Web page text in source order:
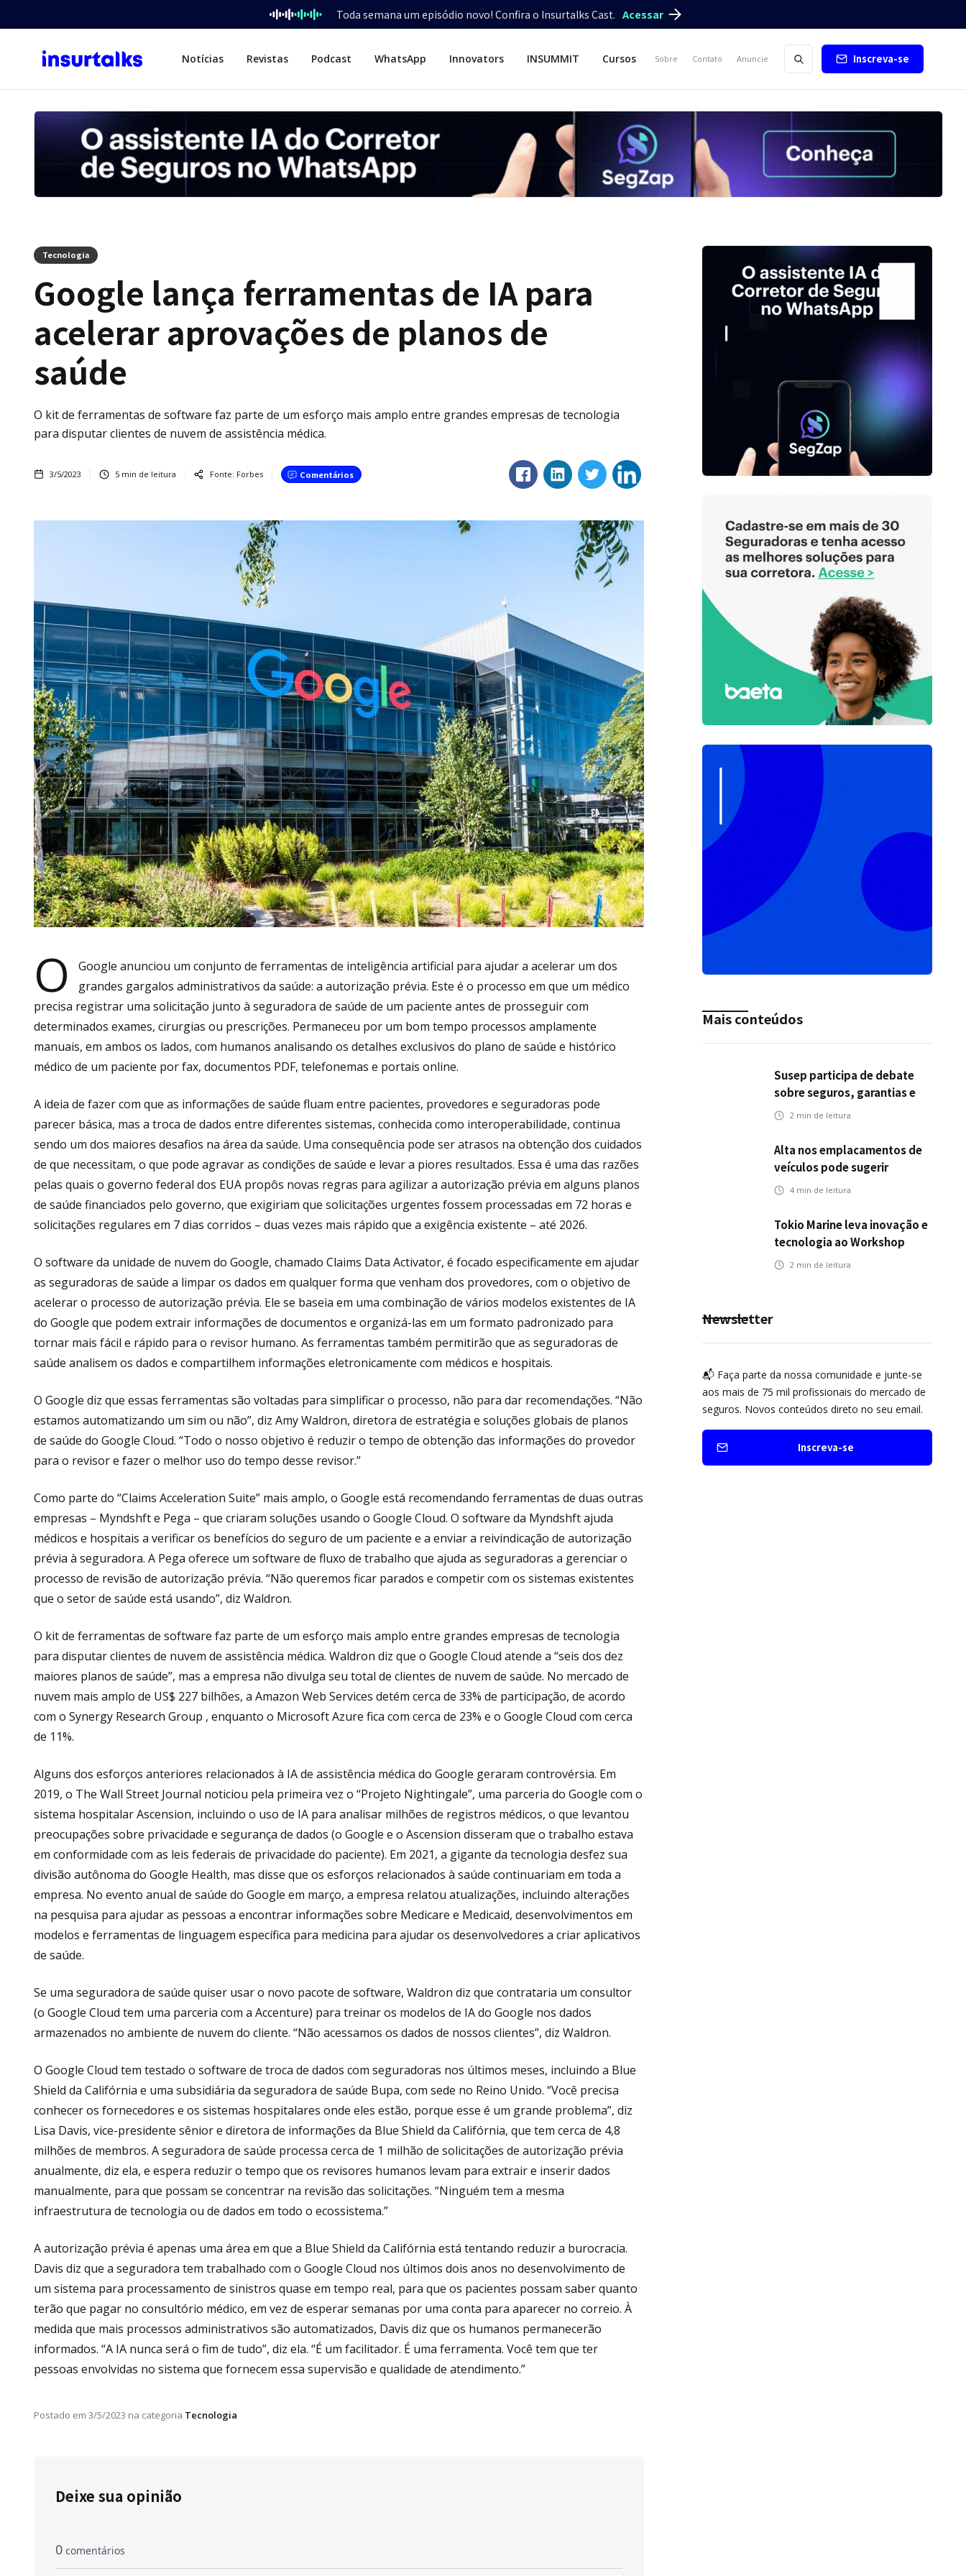
Toda semana um episódio novo! Confira o Insurtalks Cast. Acessar
Notícias Revistas Podcast WhatsApp Innovators INSUMMIT Cursos Sobre Contato Anuncie Inscreva-se
Tecnologia
Google lança ferramentas de IA para
acelerar aprovações de planos de
saúde
O kit de ferramentas de software faz parte de um esforço mais amplo entre grandes empresas de tecnologia
para disputar clientes de nuvem de assistência médica.
3/5/2023 5 min de leitura Fonte: Forbes Comentários
O
Google anunciou um conjunto de ferramentas de inteligência artificial para ajudar a acelerar um dos
grandes gargalos administrativos da saúde: a autorização prévia. Este é o processo em que um médico
precisa registrar uma solicitação junto à seguradora de saúde de um paciente antes de prosseguir com
determinados exames, cirurgias ou prescrições. Permaneceu por um bom tempo processos amplamente
manuais, em ambos os lados, com humanos analisando os detalhes exclusivos do plano de saúde e histórico
médico de um paciente por fax, documentos PDF, telefonemas e portais online.
A ideia de fazer com que as informações de saúde fluam entre pacientes, provedores e seguradoras pode
parecer básica, mas a troca de dados entre diferentes sistemas, conhecida como interoperabilidade, continua
sendo um dos maiores desafios na área da saúde. Uma consequência pode ser atrasos na obtenção dos cuidados
de que necessitam, o que pode agravar as condições de saúde e levar a piores resultados. Essa é uma das razões
pelas quais o governo federal dos EUA propôs novas regras para agilizar a autorização prévia em alguns planos
de saúde financiados pelo governo, que exigiriam que solicitações urgentes fossem processadas em 72 horas e
solicitações regulares em 7 dias corridos – duas vezes mais rápido que a exigência existente – até 2026.
O software da unidade de nuvem do Google, chamado Claims Data Activator, é focado especificamente em ajudar
as seguradoras de saúde a limpar os dados em qualquer forma que venham dos provedores, com o objetivo de
acelerar o processo de autorização prévia. Ele se baseia em uma combinação de vários modelos existentes de IA
do Google que podem extrair informações de documentos e organizá-las em um formato padronizado para
tornar mais fácil e rápido para o revisor humano. As ferramentas também permitirão que as seguradoras de
saúde analisem os dados e compartilhem informações eletronicamente com médicos e hospitais.
O Google diz que essas ferramentas são voltadas para simplificar o processo, não para dar recomendações. “Não
estamos automatizando um sim ou não”, diz Amy Waldron, diretora de estratégia e soluções globais de planos
de saúde do Google Cloud. “Todo o nosso objetivo é reduzir o tempo de obtenção das informações do provedor
para o revisor e fazer o melhor uso do tempo desse revisor.”
Como parte do “Claims Acceleration Suite” mais amplo, o Google está recomendando ferramentas de duas outras
empresas – Myndshft e Pega – que criaram soluções usando o Google Cloud. O software da Myndshft ajuda
médicos e hospitais a verificar os benefícios do seguro de um paciente e a enviar a reivindicação de autorização
prévia à seguradora. A Pega oferece um software de fluxo de trabalho que ajuda as seguradoras a gerenciar o
processo de revisão de autorização prévia. “Não queremos ficar parados e competir com os sistemas existentes
que o setor de saúde está usando”, diz Waldron.
O kit de ferramentas de software faz parte de um esforço mais amplo entre grandes empresas de tecnologia
para disputar clientes de nuvem de assistência médica. Waldron diz que o Google Cloud atende a “seis dos dez
maiores planos de saúde”, mas a empresa não divulga seu total de clientes de nuvem de saúde. No mercado de
nuvem mais amplo de US$ 227 bilhões, a Amazon Web Services detém cerca de 33% de participação, de acordo
com o Synergy Research Group , enquanto o Microsoft Azure fica com cerca de 23% e o Google Cloud com cerca
de 11%.
Alguns dos esforços anteriores relacionados à IA de assistência médica do Google geraram controvérsia. Em
2019, o The Wall Street Journal noticiou pela primeira vez o “Projeto Nightingale”, uma parceria do Google com o
sistema hospitalar Ascension, incluindo o uso de IA para analisar milhões de registros médicos, o que levantou
preocupações sobre privacidade e segurança de dados (o Google e o Ascension disseram que o trabalho estava
em conformidade com as leis federais de privacidade do paciente). Em 2021, a gigante da tecnologia desfez sua
divisão autônoma do Google Health, mas disse que os esforços relacionados à saúde continuariam em toda a
empresa. No evento anual de saúde do Google em março, a empresa relatou atualizações, incluindo alterações
na pesquisa para ajudar as pessoas a encontrar informações sobre Medicare e Medicaid, desenvolvimentos em
modelos e ferramentas de linguagem específica para medicina para ajudar os desenvolvedores a criar aplicativos
de saúde.
Se uma seguradora de saúde quiser usar o novo pacote de software, Waldron diz que contrataria um consultor
(o Google Cloud tem uma parceria com a Accenture) para treinar os modelos de IA do Google nos dados
armazenados no ambiente de nuvem do cliente. “Não acessamos os dados de nossos clientes”, diz Waldron.
O Google Cloud tem testado o software de troca de dados com seguradoras nos últimos meses, incluindo a Blue
Shield da Califórnia e uma subsidiária da seguradora de saúde Bupa, com sede no Reino Unido. “Você precisa
conhecer os fornecedores e os sistemas hospitalares onde eles estão, porque esse é um grande problema”, diz
Lisa Davis, vice-presidente sênior e diretora de informações da Blue Shield da Califórnia, que tem cerca de 4,8
milhões de membros. A seguradora de saúde processa cerca de 1 milhão de solicitações de autorização prévia
anualmente, diz ela, e espera reduzir o tempo que os revisores humanos levam para extrair e inserir dados
manualmente, para que possam se concentrar na revisão das solicitações. “Ninguém tem a mesma
infraestrutura de tecnologia ou de dados em todo o ecossistema.”
A autorização prévia é apenas uma área em que a Blue Shield da Califórnia está tentando reduzir a burocracia.
Davis diz que a seguradora tem trabalhado com o Google Cloud nos últimos dois anos no desenvolvimento de
um sistema para processamento de sinistros quase em tempo real, para que os pacientes possam saber quanto
terão que pagar no consultório médico, em vez de esperar semanas por uma conta para aparecer no correio. À
medida que mais processos administrativos são automatizados, Davis diz que os humanos permanecerão
informados. “A IA nunca será o fim de tudo”, diz ela. “É um facilitador. É uma ferramenta. Você tem que ter
pessoas envolvidas no sistema que fornecem essa supervisão e qualidade de atendimento.”
Postado em 3/5/2023 na categoria Tecnologia
Deixe sua opinião
Mais conteúdos
Susep participa de debate
sobre seguros, garantias e
riscos em infraestrutura de
2 min de leitura
Alta nos emplacamentos de
veículos pode sugerir
oportunidades para o seguro
4 min de leitura
Tokio Marine leva inovação e
tecnologia ao Workshop
Integrativo da Poli-USP
2 min de leitura
Newsletter
📬 Faça parte da nossa comunidade e junte-se
aos mais de 75 mil profissionais do mercado de
seguros. Novos conteúdos direto no seu email.
Inscreva-se